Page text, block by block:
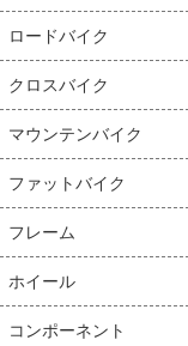
ロードバイク
クロスバイク
マウンテンバイク
ファットバイク
フレーム
ホイール
コンポーネント